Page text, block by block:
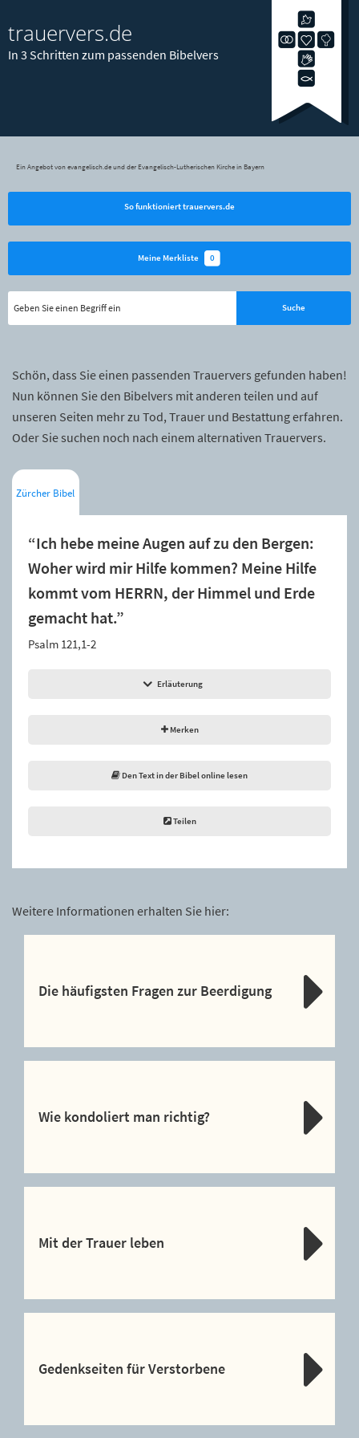
trauervers.de
In 3 Schritten zum passenden Bibelvers
Ein Angebot von evangelisch.de und der Evangelisch-Lutherischen Kirche in Bayern
So funktioniert trauervers.de
Meine Merkliste 0
Schön, dass Sie einen passenden Trauervers gefunden haben!
Nun können Sie den Bibelvers mit anderen teilen und auf
unseren Seiten mehr zu Tod, Trauer und Bestattung erfahren.
Oder Sie suchen noch nach einem alternativen Trauervers.
Zürcher Bibel
“Ich hebe meine Augen auf zu den Bergen:
Woher wird mir Hilfe kommen? Meine Hilfe
kommt vom HERRN, der Himmel und Erde
gemacht hat.”
Psalm 121,1-2
Erläuterung
Merken
Den Text in der Bibel online lesen
Teilen
Weitere Informationen erhalten Sie hier:
Die häufigsten Fragen zur Beerdigung
Wie kondoliert man richtig?
Mit der Trauer leben
Gedenkseiten für Verstorbene